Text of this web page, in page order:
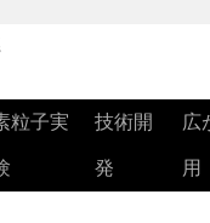
粒子実 技術開
発
広
用